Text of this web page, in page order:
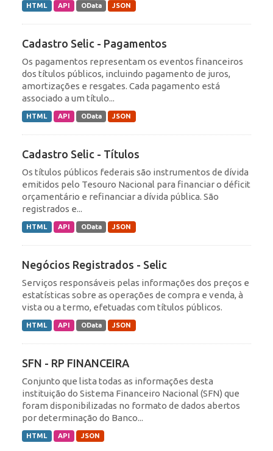
HTML API OData JSON
Cadastro Selic - Pagamentos
Os pagamentos representam os eventos financeiros
dos títulos públicos, incluindo pagamento de juros,
amortizações e resgates. Cada pagamento está
associado a um título...
HTML API OData JSON
Cadastro Selic - Títulos
Os títulos públicos federais são instrumentos de dívida
emitidos pelo Tesouro Nacional para financiar o déficit
orçamentário e refinanciar a dívida pública. São
registrados e...
HTML API OData JSON
Negócios Registrados - Selic
Serviços responsáveis pelas informações dos preços e
estatísticas sobre as operações de compra e venda, à
vista ou a termo, efetuadas com títulos públicos.
HTML API OData JSON
SFN - RP FINANCEIRA
Conjunto que lista todas as informações desta
instituição do Sistema Financeiro Nacional (SFN) que
foram disponibilizadas no formato de dados abertos
por determinação do Banco...
HTML API JSON